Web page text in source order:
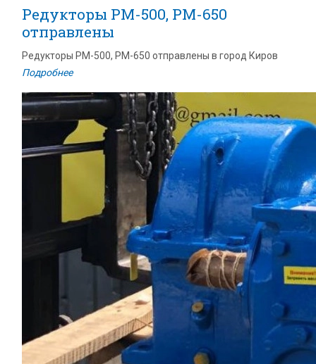
Редукторы РМ-500, РМ-650
отправлены
Редукторы РМ-500, РМ-650 отправлены в город Киров
Подробнее